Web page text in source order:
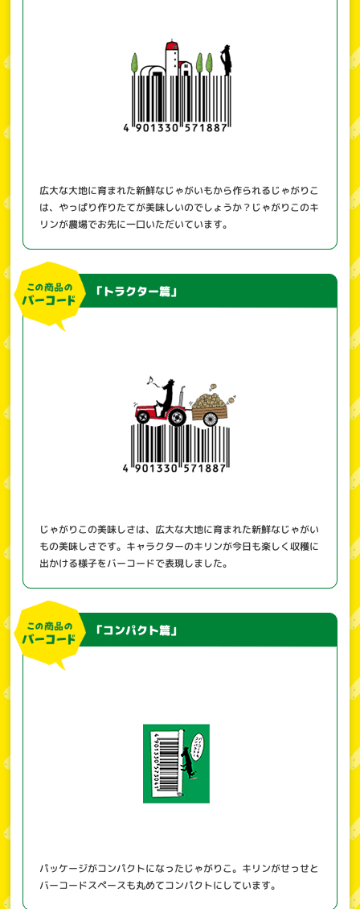
広大な大地に育まれた新鮮なじゃがいもから作られるじゃがりこ
は、やっぱり作りたてが美味しいのでしょうか？じゃがりこのキ
リンが農場でお先に一口いただいています。
「トラクター篇」
じゃがりこの美味しさは、広大な大地に育まれた新鮮なじゃがい
もの美味しさです。キャラクターのキリンが今日も楽しく収穫に
出かける様子をバーコードで表現しました。
「コンパクト篇」
パッケージがコンパクトになったじゃがりこ。キリンがせっせと
バーコードスペースも丸めてコンパクトにしています。